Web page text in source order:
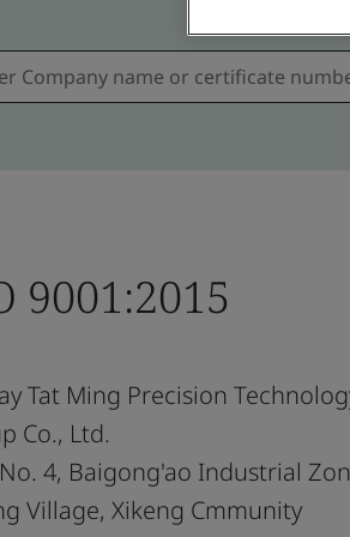
9001:2015
Tat Ming Precision
Co., Ltd.
4, Baigong'ao Industrial
Village, Xikeng Cmmunity